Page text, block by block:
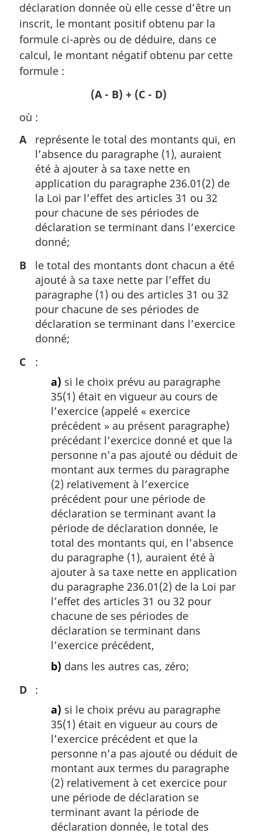
e
:
déclaration donnée où elle cesse d’être un
inscrit, le montant positif obtenu par la
formule ci-après ou de déduire, dans ce
calcul, le montant négatif obtenu par cette
formule :
(A - B) + (C - D)
où :
A
représente le total des montants qui, en
l’absence du paragraphe (1), auraient
été à ajouter à sa taxe nette en
application du paragraphe 236.01(2) de
la Loi par l’effet des articles 31 ou 32
pour chacune de ses périodes de
déclaration se terminant dans l’exercice
donné;
B
le total des montants dont chacun a été
ajouté à sa taxe nette par l’effet du
paragraphe (1) ou des articles 31 ou 32
pour chacune de ses périodes de
déclaration se terminant dans l’exercice
donné;
C
:
a) si le choix prévu au paragraphe
35(1) était en vigueur au cours de
l’exercice (appelé « exercice
précédent » au présent paragraphe)
précédant l’exercice donné et que la
personne n’a pas ajouté ou déduit de
montant aux termes du paragraphe
(2) relativement à l’exercice
précédent pour une période de
déclaration se terminant avant la
période de déclaration donnée, le
total des montants qui, en l’absence
du paragraphe (1), auraient été à
ajouter à sa taxe nette en application
du paragraphe 236.01(2) de la Loi par
l’effet des articles 31 ou 32 pour
chacune de ses périodes de
déclaration se terminant dans
l’exercice précédent,
b) dans les autres cas, zéro;
D
:
a) si le choix prévu au paragraphe
35(1) était en vigueur au cours de
l’exercice précédent et que la
personne n’a pas ajouté ou déduit de
montant aux termes du paragraphe
(2) relativement à cet exercice pour
une période de déclaration se
terminant avant la période de
déclaration donnée, le total des